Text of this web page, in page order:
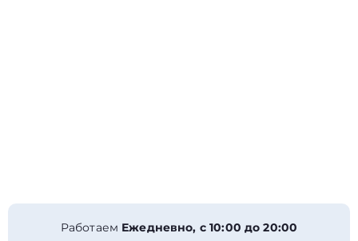
Работаем Ежедневно, с 10:00 до 20:00